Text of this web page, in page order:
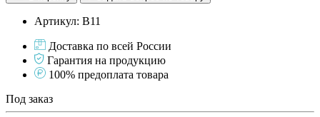
Артикул: В11
Доставка по всей России
Гарантия на продукцию
100% предоплата товара
Под заказ